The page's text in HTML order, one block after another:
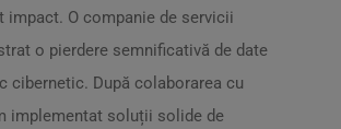
impact. O companie de servicii
o pierdere semnificativă de date
cibernetic. După colaborarea cu
implementat soluții solide de